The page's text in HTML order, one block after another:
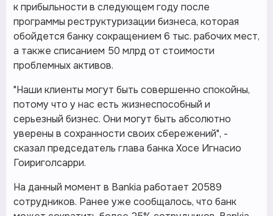
к прибыльности в следующем году после
программы реструктуризации бизнеса, которая
обойдется банку сокращением 6 тыс. рабочих мест,
а также списанием 50 млрд от стоимости
проблемных активов.
"Наши клиенты могут быть совершенно спокойны,
потому что у нас есть жизнеспособный и
серьезный бизнес. Они могут быть абсолютно
уверены в сохранности своих сбережений", -
сказал председатель глава банка Хосе Игнасио
Гоириголсарри.
На данный момент в Bankia работает 20589
сотрудников. Ранее уже сообщалось, что банк